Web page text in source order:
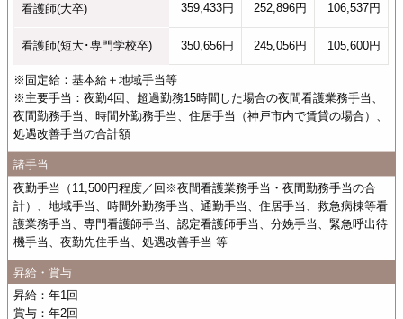
看護師(大卒) 359,433円 252,896円 106,537円
看護師(短大･専門学校卒) 350,656円 245,056円 105,600円
※固定給：基本給＋地域手当等
※主要手当：夜勤4回、超過勤務15時間した場合の夜間看護業務手当、
夜間勤務手当、時間外勤務手当、住居手当（神戸市内で賃貸の場合）、
処遇改善手当の合計額
諸手当
夜勤手当（11,500円程度／回※夜間看護業務手当・夜間勤務手当の合
計）、地域手当、時間外勤務手当、通勤手当、住居手当、救急病棟等看
護業務手当、専門看護師手当、認定看護師手当、分娩手当、緊急呼出待
機手当、夜勤先住手当、処遇改善手当 等
昇給・賞与
昇給：年1回
賞与：年2回